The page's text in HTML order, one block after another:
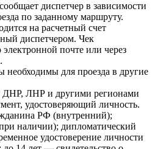
диспетчер в зависимости
по заданному маршруту.
на расчетный счет
диспетчером. Чек
почте или через
необходимы для проезда в другие
ДНР, ЛНР и другими регионами
удостоверяющий личность.
РФ (внутренний);
наличии); дипломатический
удостоверение личности